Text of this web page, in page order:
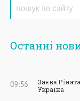
Останні
09:56
Заява
Україна